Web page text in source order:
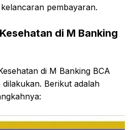
pembayaran.
di M Banking
di M Banking BCA
Berikut adalah